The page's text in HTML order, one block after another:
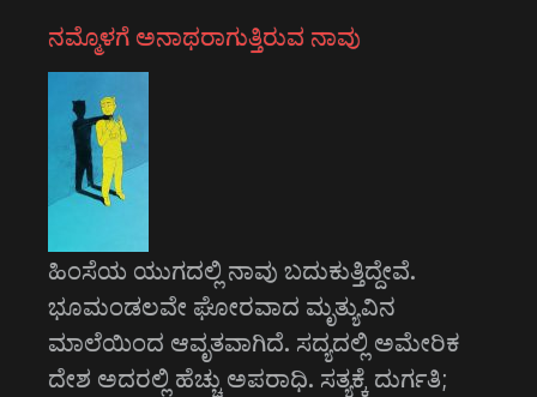
ನಮ್ಮೊಳಗೆ ಅನಾಥರಾಗುತ್ತಿರುವ ನಾವು
ಹಿಂಸೆಯ ಯುಗದಲ್ಲಿ ನಾವು ಬದುಕುತ್ತಿದ್ದೇವೆ.
ಭೂಮಂಡಲವೇ ಘೋರವಾದ ಮೃತ್ಯುವಿನ
ಮಾಲೆಯಿಂದ ಆವೃತವಾಗಿದೆ. ಸದ್ಯದಲ್ಲಿ ಅಮೇರಿಕ
ದೇಶ ಅದರಲ್ಲಿ ಹೆಚ್ಚು ಅಪರಾಧಿ. ಸತ್ಯಕ್ಕೆ ದುರ್ಗತಿ;